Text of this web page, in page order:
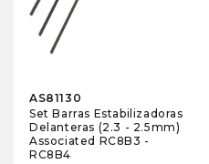
AS81130
Set Barras Estabilizadoras
Delanteras (2.3 - 2.5mm)
Associated RC8B3 -
RC8B4